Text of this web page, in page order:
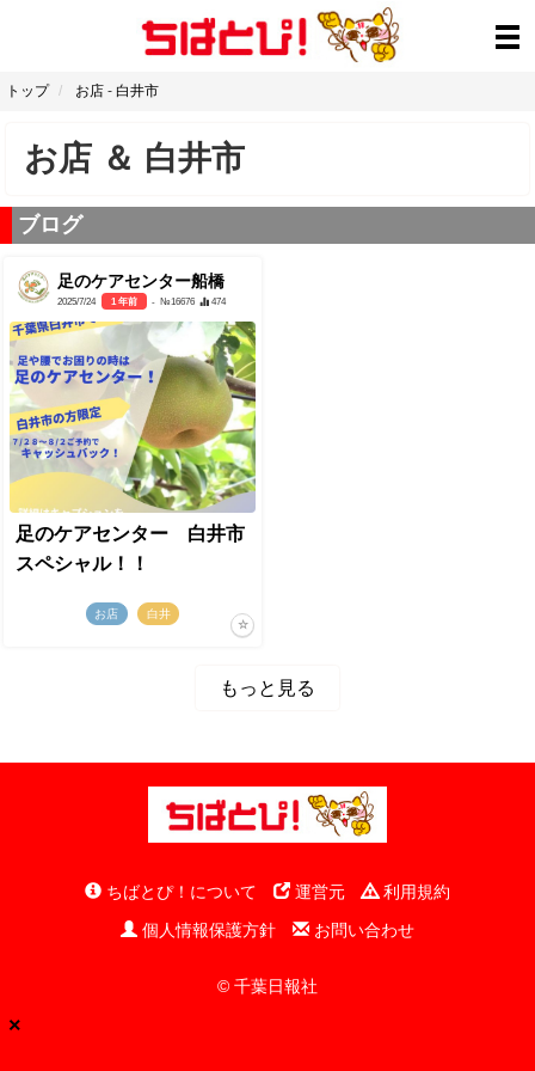
トップ お店 - 白井市
お店 ＆ 白井市
ブログ
足のケアセンター船橋
2025/7/24 1 年前 - №16676 474
足のケアセンター 白井市
スペシャル！！
お店 白井
もっと見る
ちばとぴ！について 運営元
利用規約
個人情報保護方針
お問い合わせ
© 千葉日報社
×